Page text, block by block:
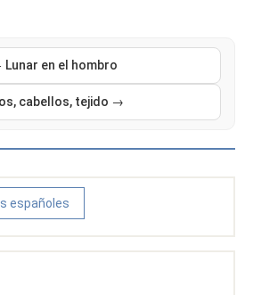
en el hombro
cabellos, tejido →
españoles